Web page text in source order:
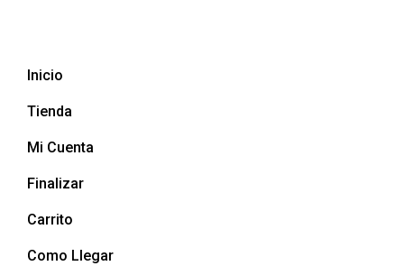
Inicio
Tienda
Mi Cuenta
Finalizar
Carrito
Como Llegar